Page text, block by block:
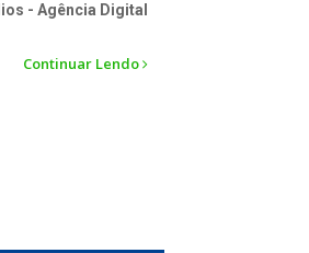
- Agência Digital
Continuar Lendo